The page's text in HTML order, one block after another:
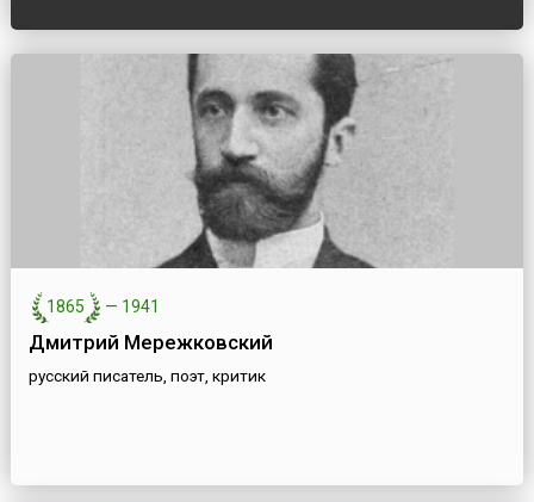
1865 — 1941
Дмитрий Мережковский
русский писатель, поэт, критик